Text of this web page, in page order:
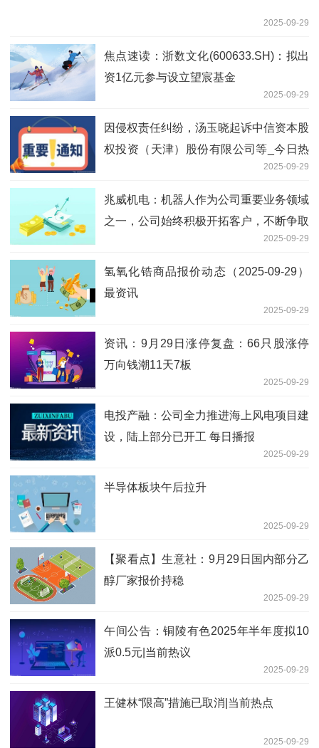
2025-09-29
焦点速读：浙数文化(600633.SH)：拟出
资1亿元参与设立望宸基金
2025-09-29
因侵权责任纠纷，汤玉晓起诉中信资本股
权投资（天津）股份有限公司等_今日热
2025-09-29
兆威机电：机器人作为公司重要业务领域
之一，公司始终积极开拓客户，不断争取
2025-09-29
氢氧化锆商品报价动态（2025-09-29）
最资讯
2025-09-29
资讯：9月29日涨停复盘：66只股涨停
万向钱潮11天7板
2025-09-29
电投产融：公司全力推进海上风电项目建
设，陆上部分已开工 每日播报
2025-09-29
半导体板块午后拉升
2025-09-29
【聚看点】生意社：9月29日国内部分乙
醇厂家报价持稳
2025-09-29
午间公告：铜陵有色2025年半年度拟10
派0.5元|当前热议
2025-09-29
王健林“限高”措施已取消|当前热点
2025-09-29